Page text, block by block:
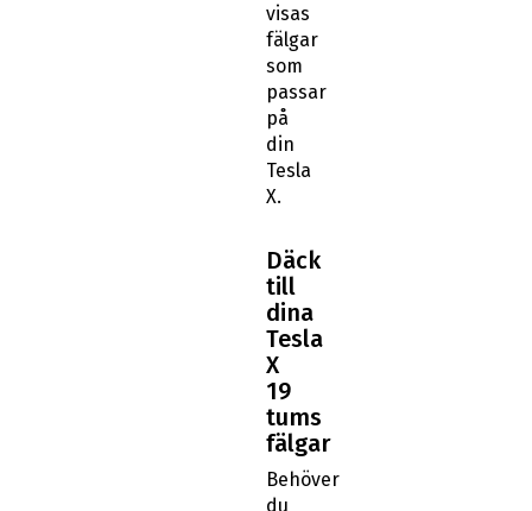
visas
fälgar
som
passar
på
din
Tesla
X.
Däck
till
dina
Tesla
X
19
tums
fälgar
Behöver
du